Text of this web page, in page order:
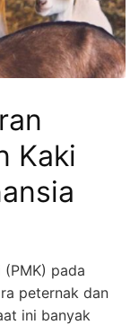
Kaki
pada
peternak dan
ini banyak